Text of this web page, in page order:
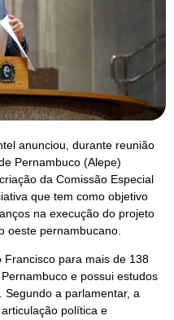
anunciou, durante reunião
Pernambuco (Alepe)
da Comissão Especial
que tem como objetivo
na execução do projeto
oeste pernambucano.
Francisco para mais de 138
e possui estudos
Segundo a parlamentar, a
política e